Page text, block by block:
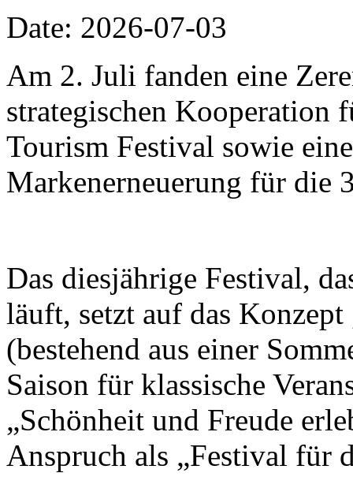
Date: 2026-07-03
Am 2. Juli fanden eine
strategischen Kooperation
Tourism Festival sowie
Markenerneuerung für die
Das diesjährige Festival,
läuft, setzt auf das
(bestehend aus einer
Saison für klassische
„Schönheit und Freude
Anspruch als „Festival für